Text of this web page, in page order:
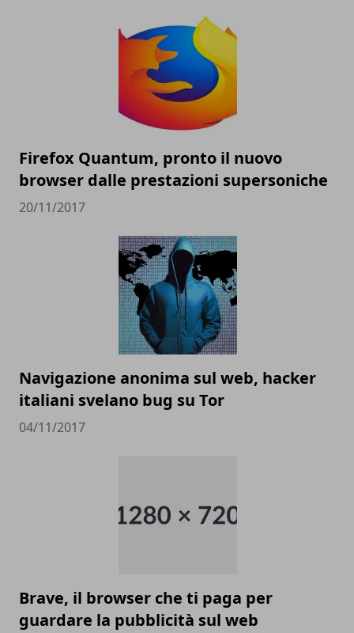
Firefox Quantum, pronto il nuovo
browser dalle prestazioni supersoniche
20/11/2017
Navigazione anonima sul web, hacker
italiani svelano bug su Tor
04/11/2017
Brave, il browser che ti paga per
guardare la pubblicità sul web